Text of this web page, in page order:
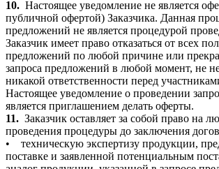
10. Настоящее уведомление не является
публичной офертой) Заказчика. Данная
предложений не является процедурой
Заказчик имеет право отказаться от всех
предложений по любой причине или
запроса предложений в любой момент, не
никакой ответственности перед
Настоящее уведомление о проведении
является приглашением делать оферты.
11. Заказчик оставляет за собой право на
проведения процедуры до заключения
•
техническую экспертизу продукции,
поставке и заявленной потенциальным